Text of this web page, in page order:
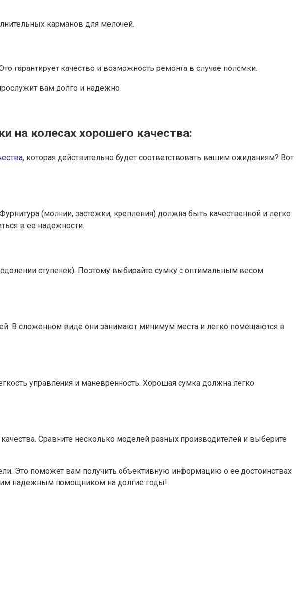
карманов для мелочей.
гарантирует качество и возможность ремонта в случае поломки.
вам долго и надежно.
на колесах хорошего качества:
, которая действительно будет соответствовать вашим ожиданиям? Вот
(молнии, застежки, крепления) должна быть качественной и легко
в ее надежности.
ступенек). Поэтому выбирайте сумку с оптимальным весом.
В сложенном виде они занимают минимум места и легко помещаются в
управления и маневренность. Хорошая сумка должна легко
Сравните несколько моделей разных производителей и выберите
Это поможет вам получить объективную информацию о ее достоинствах
надежным помощником на долгие годы!